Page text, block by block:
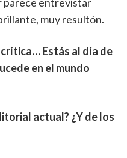
muy resultón.
Estás al día de
en el mundo
actual? ¿Y de los